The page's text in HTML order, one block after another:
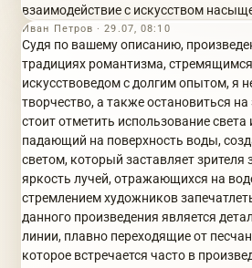
взаимодействие с искусством
Иван Петров · 29.07, 08:10
Судя по вашему описанию,
традициях романтизма,
искусствоведом с долгим опытом, я
творчество, а также остановиться
стоит отметить использование
падающий на поверхность воды,
светом, который заставляет
яркость лучей, отражающихся на
стремлением художников
данного произведения является
линии, плавно переходящие от
которое встречается часто в